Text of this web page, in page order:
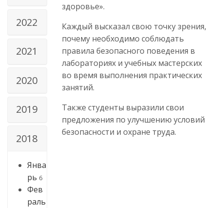
2022
2021
2020
2019
2018
Янва
рь 6
Фев
раль
здоровье».
Каждый высказал свою точку зрения,
почему необходимо соблюдать
правила безопасного поведения в
лабораториях и учебных мастерских
во время выполнения практических
занятий.
Также студенты выразили свои
предложения по улучшению условий
безопасности и охране труда.